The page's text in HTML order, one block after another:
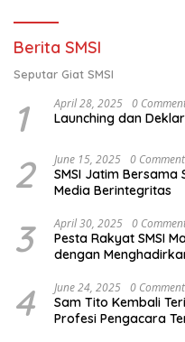
Berita SMSI
Seputar Giat SMSI
1 April 28, 2025 0
Launching dan
2 June 15, 2025 0 Comment
SMSI Jatim Bersama
Media Berintegritas
3 April 30, 2025 0
Pesta Rakyat SMSI
dengan
4 June 24, 2025 0 Comment
Sam Tito Kembali
Profesi Pengacara